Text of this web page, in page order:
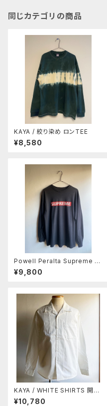
同じカテゴリの商品
KAYA / 絞り染め ロンTEE
¥8,580
Powell Peralta Supreme L/
S T-shirt - Black
¥9,800
KAYA / WHITE SHIRTS 開襟
タイプ
¥10,780